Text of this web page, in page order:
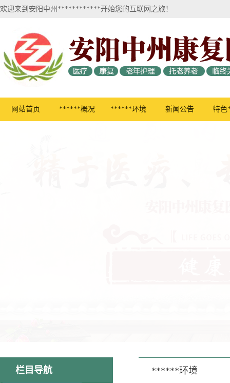
欢迎来到安阳中州************开始您的互联网之旅！
网站首页 ******概况 ******环境 新闻公告 特
******环境
栏目导航